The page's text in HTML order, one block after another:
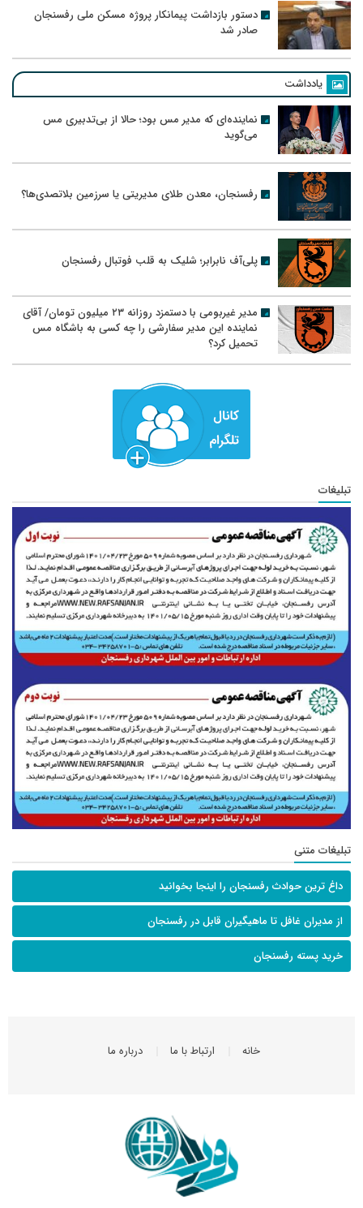
دستور بازداشت پیمانکار پروژه مسکن ملی رفسنجان
صادر شد
یادداشت
نماینده‌ای که مدیر مس بود؛ حالا از بی‌تدبیری مس
می‌گوید
رفسنجان، معدن طلای مدیریتی یا سرزمین بلاتصدی‌ها؟
پلی‌آف نابرابر؛ شلیک به قلب فوتبال رفسنجان
مدیر غیربومی با دستمزد روزانه ۲۳ میلیون تومان/ آقای
نماینده این مدیر سفارشی را چه کسی به باشگاه مس
تحمیل کرد؟
تبلیغات
تبلیغات متنی
داغ ترین حوادث رفسنجان را اینجا بخوانید
از مدیران غافل تا ماهیگیران قابل در رفسنجان
خرید پسته رفسنجان
خانه ارتباط با ما درباره ما